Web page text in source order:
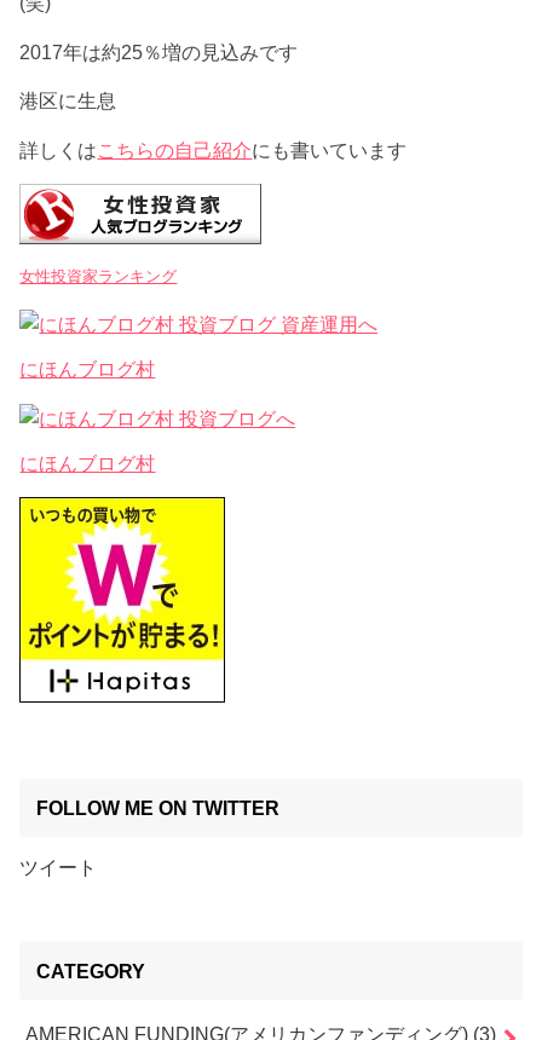
2017年は約25％増の見込みです
港区に生息
詳しくはこちらの自己紹介にも書いています
女性投資家ランキング
にほんブログ村
にほんブログ村
FOLLOW ME ON TWITTER
ツイート
CATEGORY
AMERICAN FUNDING(アメリカンファンディング) (3)